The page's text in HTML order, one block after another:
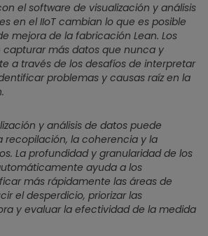
el software de visualización y análisis
en el IIoT cambian lo que es posible
mejora de la fabricación Lean. Los
más datos que nunca y
a través de los desafíos de interpretar
problemas y causas raíz en la
y análisis de datos puede
recopilación, la coherencia y la
La profundidad y granularidad de los
ayuda a los
más rápidamente las áreas de
el desperdicio, priorizar las
y evaluar la efectividad de la medida